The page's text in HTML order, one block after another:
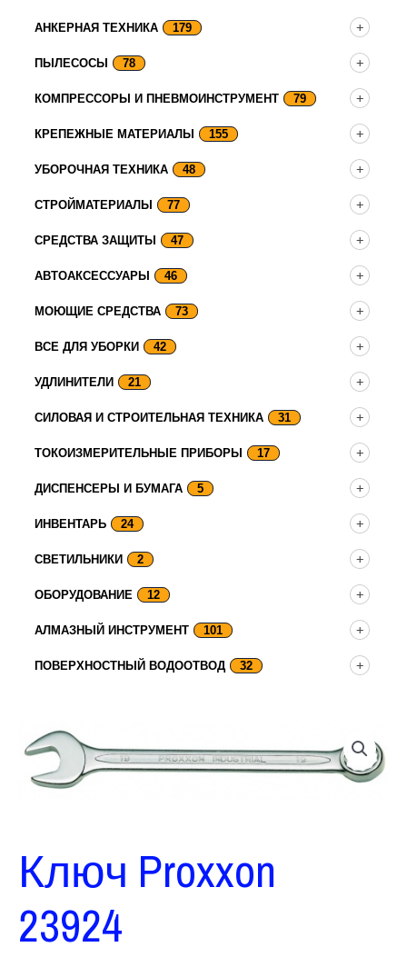
АНКЕРНАЯ ТЕХНИКА 179
ПЫЛЕСОСЫ 78
КОМПРЕССОРЫ И ПНЕВМОИНСТРУМЕНТ 79
КРЕПЕЖНЫЕ МАТЕРИАЛЫ 155
УБОРОЧНАЯ ТЕХНИКА 48
СТРОЙМАТЕРИАЛЫ 77
СРЕДСТВА ЗАЩИТЫ 47
АВТОАКСЕССУАРЫ 46
МОЮЩИЕ СРЕДСТВА 73
ВСЕ ДЛЯ УБОРКИ 42
УДЛИНИТЕЛИ 21
СИЛОВАЯ И СТРОИТЕЛЬНАЯ ТЕХНИКА 31
ТОКОИЗМЕРИТЕЛЬНЫЕ ПРИБОРЫ 17
ДИСПЕНСЕРЫ И БУМАГА 5
ИНВЕНТАРЬ 24
СВЕТИЛЬНИКИ 2
ОБОРУДОВАНИЕ 12
АЛМАЗНЫЙ ИНСТРУМЕНТ 101
ПОВЕРХНОСТНЫЙ ВОДООТВОД 32
Ключ Proxxon
23924